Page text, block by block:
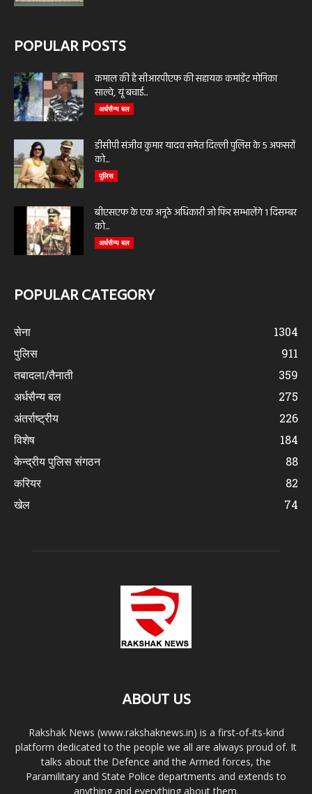
POPULAR POSTS
कमाल की है सीआरपीएफ की सहायक कमांडेंट मोनिका
साल्वे, यूं बचाई...
अर्धसैन्य बल
डीसीपी संजीव कुमार यादव समेत दिल्ली पुलिस के 5 अफसरों
को...
पुलिस
बीएसएफ के एक अनूठे अधिकारी जो फिर सम्भालेंगे 1 दिसम्बर
को...
अर्धसैन्य बल
POPULAR CATEGORY
सेना
1304
पुलिस
911
तबादला/तैनाती
359
अर्धसैन्य बल
275
अंतर्राष्ट्रीय
226
विशेष
184
केन्द्रीय पुलिस संगठन
88
करियर
82
खेल
74
ABOUT US
Rakshak News (www.rakshaknews.in) is a first-of-its-kind
platform dedicated to the people we all are always proud of. It
talks about the Defence and the Armed forces, the
Paramilitary and State Police departments and extends to
anything and everything about them.